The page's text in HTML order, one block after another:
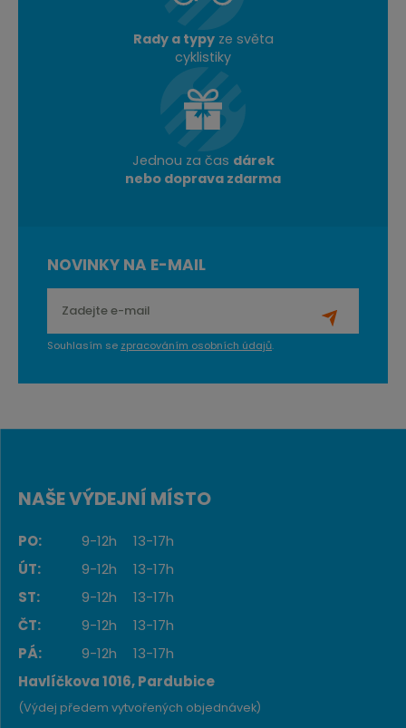
Rady a typyze světa
cyklistiky
Jednou za čas dárek
nebo doprava zdarma
NOVINKY NA E-MAIL
Souhlasím se zpracováním osobních údajů.
NAŠE VÝDEJNÍ MÍSTO
PO: 9-12h
13-17h
ÚT:
9-12h
13-17h
ST:
9-12h
13-17h
ČT:
9-12h
13-17h
PÁ:
9-12h
13-17h
Havlíčkova 1016, Pardubice
(Výdej předem vytvořených objednávek)